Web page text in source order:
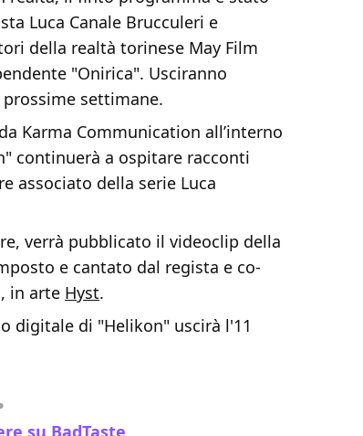
Luca Canale Brucculeri e
della realtà torinese May Film
"Onirica". Usciranno
settimane.
Karma Communication all’interno
continuerà a ospitare racconti
associato della serie Luca
verrà pubblicato il videoclip della
e cantato dal regista e co-
in arte Hyst.
digitale di "Helikon" uscirà l'11
su BadTaste